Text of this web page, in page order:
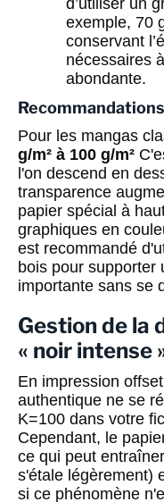
d’utiliser un
exemple, 70
conservant
nécessaires
abondante.
Pour les mangas
g/m² à 100 g/m²
l'on descend en
transparence
papier spécial à
graphiques en
est recommandé
bois pour supporter
importante sans se
Gestion de la
« noir intense
En impression
authentique ne se
K=100 dans votre
Cependant, le
ce qui peut
s'étale légèrement)
si ce phénomène